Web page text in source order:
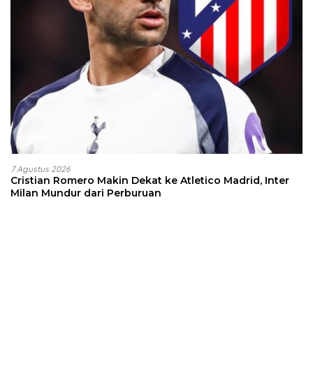
7 Agustus 2026
Cristian Romero Makin Dekat ke Atletico Madrid, Inter
Milan Mundur dari Perburuan